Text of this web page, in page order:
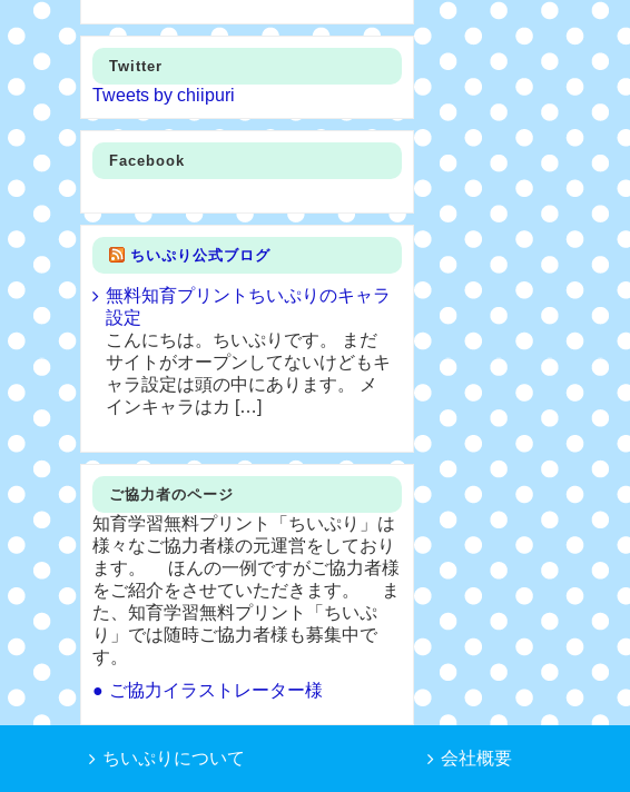
Twitter
Tweets by chiipuri
Facebook
ちいぷり公式ブログ
無料知育プリントちいぷりのキャラ
設定
こんにちは。ちいぷりです。 まだ
サイトがオープンしてないけどもキ
ャラ設定は頭の中にあります。 メ
インキャラはカ […]
ご協力者のページ
知育学習無料プリント「ちいぷり」は
様々なご協力者様の元運営をしており
ます。 ほんの一例ですがご協力者様
をご紹介をさせていただきます。 ま
た、知育学習無料プリント「ちいぷ
り」では随時ご協力者様も募集中で
す。
ご協力イラストレーター様
ちいぷりについて 会社概要